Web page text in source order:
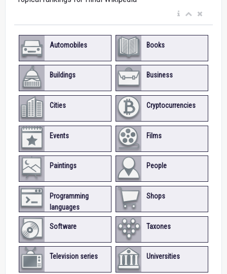
Automobiles Books
Buildings Business
Cities Cryptocurrencies
Events Films
Paintings People
Programming
languages
Shops
Software Taxones
Television series Universities